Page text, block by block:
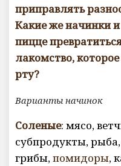
приправлять
Какие женачинки
пицце
лакомство,
рту?
Варианты начинок
Соленые: мясо,
субпродукты,
грибы,помидоры,